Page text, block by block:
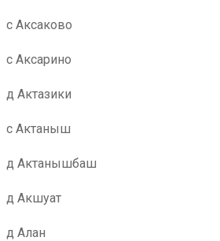
с Аксаково
с Аксарино
д Актазики
с Актаныш
д Актанышбаш
д Акшуат
д Алан